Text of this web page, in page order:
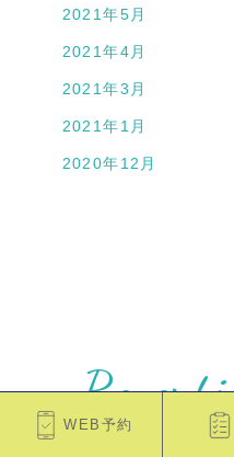
WEB予約
2021年5月
2021年4月
2021年3月
2021年1月
2020年12月
診